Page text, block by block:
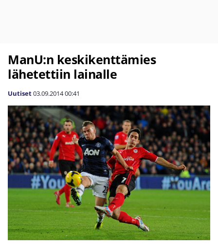
ManU:n keskikenttämies
lähetettiin lainalle
Uutiset03.09.201400:41